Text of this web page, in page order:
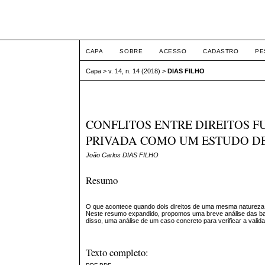
CAPA SOBRE ACESSO CADASTRO
Capa >v. 14, n. 14 (2018) >DIAS FILHO
CONFLITOS ENTRE DIREITOS
PRIVADA COMO UM ESTUDO
João Carlos DIAS FILHO
Resumo
O que acontece quando dois direitos de uma mesma
Neste resumo expandido, propomos uma breve análise das
disso, uma análise de um caso concreto para verificar a
Texto completo: